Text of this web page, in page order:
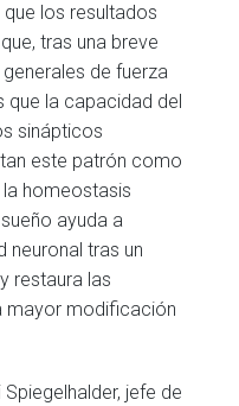
los resultados
tras una breve
de fuerza
que la capacidad del
sinápticos
este patrón como
homeostasis
ayuda a
neuronal tras un
restaura las
mayor modificación
jefe de